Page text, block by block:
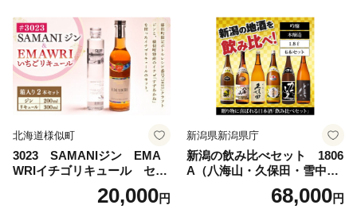
uper dry 11回 缶ビール 缶 ギ
フト 内祝い 茨城県守谷市 送
料無料
北海道様似町
3023 SAMANIジン EMA
WRIイチゴリキュール セッ
ト（箱入り）【大人の味 酒
お酒 洋酒 スピリッツ クラフ
20,000円
新潟県新潟県庁
新潟の飲み比べセット 1806
A（八海山・久保田・雪中
梅・越乃寒梅・かたふね・千
68,000円